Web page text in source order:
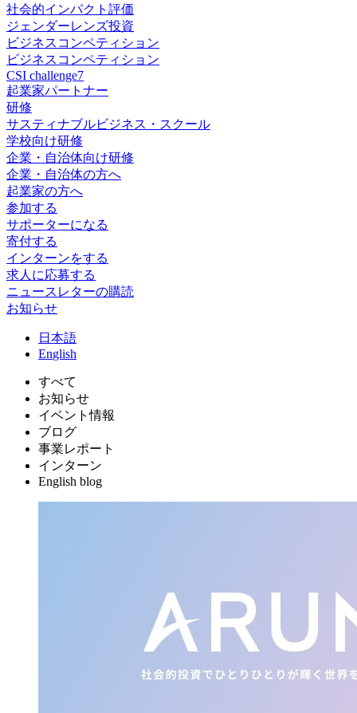
社会的インパクト評価
ジェンダーレンズ投資
ビジネスコンペティション
ビジネスコンペティション
CSI challenge7
起業家パートナー
研修
サスティナブルビジネス・スクール
学校向け研修
企業・自治体向け研修
企業・自治体の方へ
起業家の方へ
参加する
サポーターになる
寄付する
インターンをする
求人に応募する
ニュースレターの購読
お知らせ
日 本語
English
すべて
お知らせ
イベント情報
ブログ
事業レポート
インターン
English blog